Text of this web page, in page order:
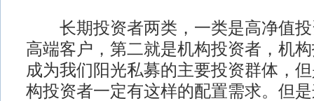
长期投资者两类，一类是高净值投
高端客户，第二就是机构投资者，机
成为我们阳光私募的主要投资群体，
构投资者一定有这样的配置需求。但